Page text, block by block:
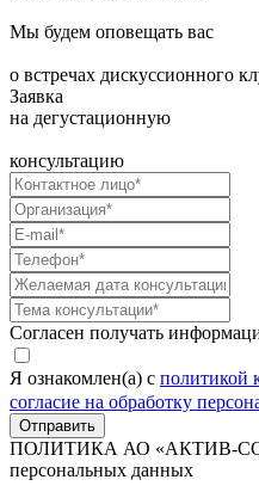
Мы будем оповещать вас
о встречах дискуссионного
Заявка
на дегустационную
консультацию
Согласен получать
Я ознакомлен(а) с политикой
согласие на обработку
Отправить
ПОЛИТИКА АО «АКТИВ-
персональных данных